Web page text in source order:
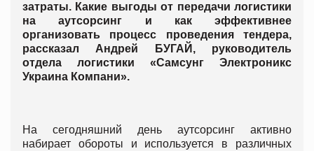
затраты. Какие выгоды от передачи логистики
на аутсорсинг и как эффективнее
организовать процесс проведения тендера,
рассказал Андрей БУГАЙ, руководитель
отдела логистики «Самсунг Электроникс
Украина Компани».
На сегодняшний день аутсорсинг активно
набирает обороты и используется в различных